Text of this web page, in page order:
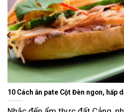
Ăn gì ngày Tết sao cho đỡ ngán và
dễ làm tại nhà